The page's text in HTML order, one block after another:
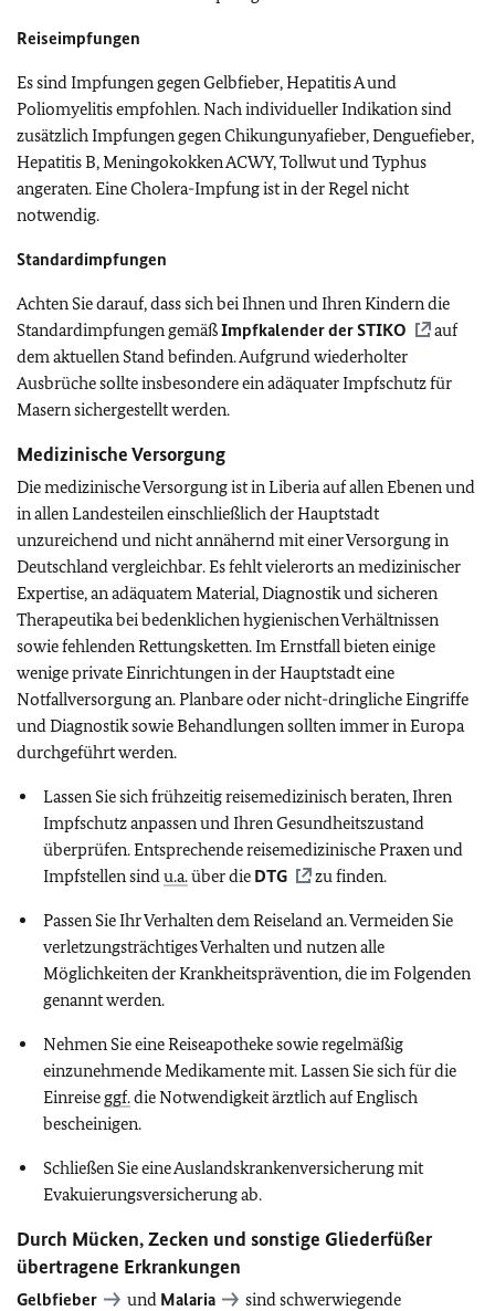
Reiseimpfungen
Es sind Impfungen gegen Gelbfieber, Hepatitis A und
Poliomyelitis empfohlen. Nach individueller Indikation sind
zusätzlich Impfungen gegen Chikungunyafieber, Denguefieber,
Hepatitis B, Meningokokken ACWY, Tollwut und Typhus
angeraten. Eine Cholera-Impfung ist in der Regel nicht
notwendig.
Standardimpfungen
Achten Sie darauf, dass sich bei Ihnen und Ihren Kindern die
Standardimpfungen gemäßImpfkalender derSTIKO
auf
dem aktuellen Stand befinden.Aufgrund wiederholter
Ausbrüche sollte insbesondere ein adäquater Impfschutz für
Masern sichergestellt werden.
Medizinische Versorgung
Die medizinische Versorgung ist in Liberiaauf allen Ebenen und
in allen Landesteilen einschließlich der Hauptstadt
unzureichend und nicht annähernd mit einer Versorgung in
Deutschland vergleichbar. Es fehlt vielerorts an medizinischer
Expertise, an adäquatem Material, Diagnostik und sicheren
Therapeutika bei bedenklichen hygienischen Verhältnissen
sowie fehlenden Rettungsketten. Im Ernstfall bieten einige
wenige private Einrichtungen in der Hauptstadt eine
Notfallversorgung an. Planbare oder nicht-dringliche Eingriffe
und Diagnostik sowie Behandlungen sollten immer in Europa
durchgeführt werden.
Lassen Sie sich frühzeitig reisemedizinisch beraten, Ihren
Impfschutz anpassen und Ihren Gesundheitszustand
überprüfen. Entsprechende reisemedizinische Praxen und
Impfstellen sindu.a.über die DTG zu finden.
Passen Sie Ihr Verhalten dem Reiseland an. Vermeiden Sie
verletzungsträchtiges Verhalten und nutzen alle
Möglichkeiten der Krankheitsprävention, die im Folgenden
genannt werden.
Nehmen Sie eine Reiseapotheke sowie regelmäßig
einzunehmende Medikamente mit. Lassen Sie sich für die
Einreise ggf.die Notwendigkeit ärztlich auf Englisch
bescheinigen.
Schließen Sie eine Auslandskrankenversicherung mit
Evakuierungsversicherung ab.
Durch Mücken, Zecken und sonstige Gliederfüßer
übertragene Erkrankungen
Gelbfieber und Malaria
sind schwerwiegende